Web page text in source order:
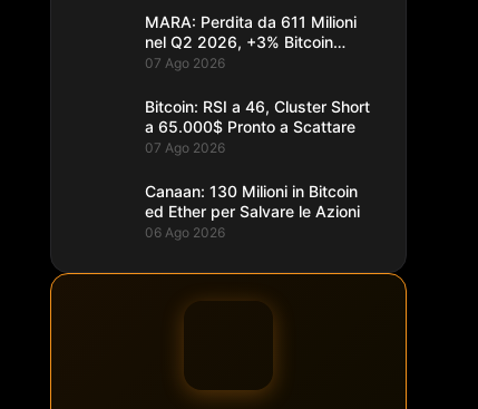
MARA: Perdita da 611 Milioni
nel Q2 2026, +3% Bitcoin
Minati
07 Ago 2026
Bitcoin: RSI a 46, Cluster Short
a 65.000$ Pronto a Scattare
07 Ago 2026
Canaan: 130 Milioni in Bitcoin
ed Ether per Salvare le Azioni
06 Ago 2026